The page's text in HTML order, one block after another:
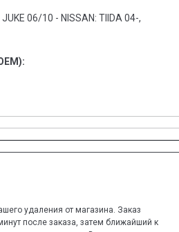
JUKE 06/10 - NISSAN: TIIDA 04-,
удаления от магазина. Заказ
после заказа, затем ближайший к